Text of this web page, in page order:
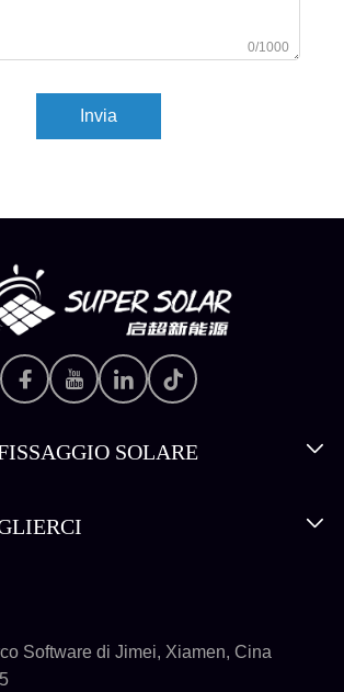
0/1000
Invia
SOLARE
Software di Jimei, Xiamen, Cina